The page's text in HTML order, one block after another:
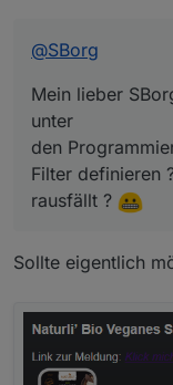
@SBorg
Mein lieber
unter
den
Filter definieren
rausfällt ?
Sollte eigentlich